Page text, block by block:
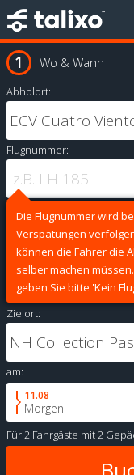
Wo & Wann
Abholort:
Flugnummer:
Die Flugnummer wird
Verspätungen
können die Fahrer die
selber machen
geben Sie bitte 'Kein
Zielort:
am:
11.08
Morgen
Für2 Fahrgäste mit2